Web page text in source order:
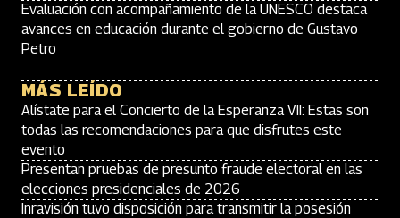
Evaluación con acompañamiento de la UNESCO destaca
avances en educación durante el gobierno de Gustavo
Petro
MÁS LEÍDO
Alístate para el Concierto de la Esperanza VII: Estas son
todas las recomendaciones para que disfrutes este
evento
Presentan pruebas de presunto fraude electoral en las
elecciones presidenciales de 2026
Inravisión tuvo disposición para transmitir la posesión